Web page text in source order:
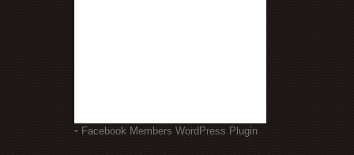
- Facebook Members WordPress Plugin